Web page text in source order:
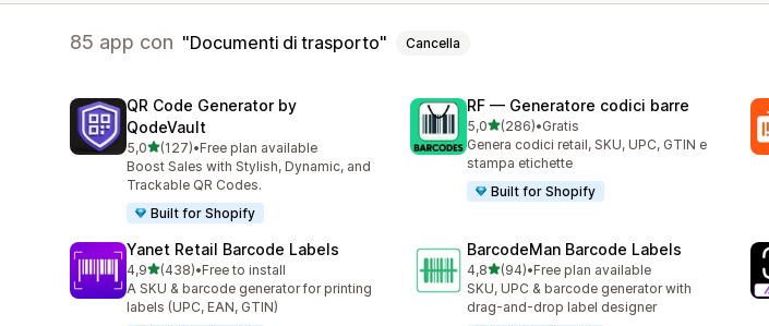
85 app con Documenti di trasporto Cancella
QR Code Generator by
QodeVault
5,0stelle su 5
(127)
127 recensioni totali
•Free plan available
Boost Sales with Stylish, Dynamic, and
Trackable QR Codes.
Built for Shopify
RF — Generatore codici barre
5,0stelle su 5
(286)
286 recensioni totali
•Gratis
Genera codici retail, SKU, UPC, GTIN e
stampa etichette
Built for Shopify
Yanet Retail Barcode Labels
4,9stelle su 5
(438)
438 recensioni totali
•Free to install
A SKU & barcode generator for printing
labels (UPC, EAN, GTIN)
BarcodeMan Barcode Labels
4,8stelle su 5
(94)
94 recensioni totali
•Free plan available
SKU, UPC & barcode generator with
drag-and-drop label designer